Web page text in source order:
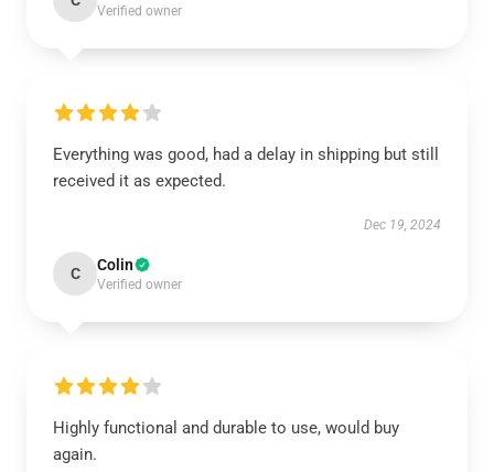
Verified owner
Everything was good, had a delay in shipping but still
received it as expected.
Dec 19, 2024
C Colin
Verified owner
Highly functional and durable to use, would buy
again.